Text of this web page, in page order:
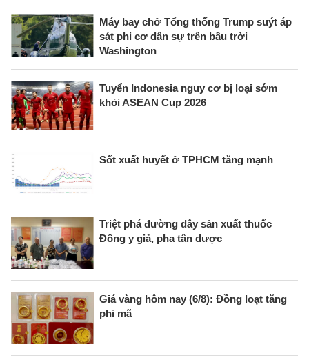
Máy bay chở Tổng thống Trump suýt áp
sát phi cơ dân sự trên bầu trời
Washington
Tuyển Indonesia nguy cơ bị loại sớm
khỏi ASEAN Cup 2026
Sốt xuất huyết ở TPHCM tăng mạnh
Triệt phá đường dây sản xuất thuốc
Đông y giả, pha tân dược
Giá vàng hôm nay (6/8): Đồng loạt tăng
phi mã